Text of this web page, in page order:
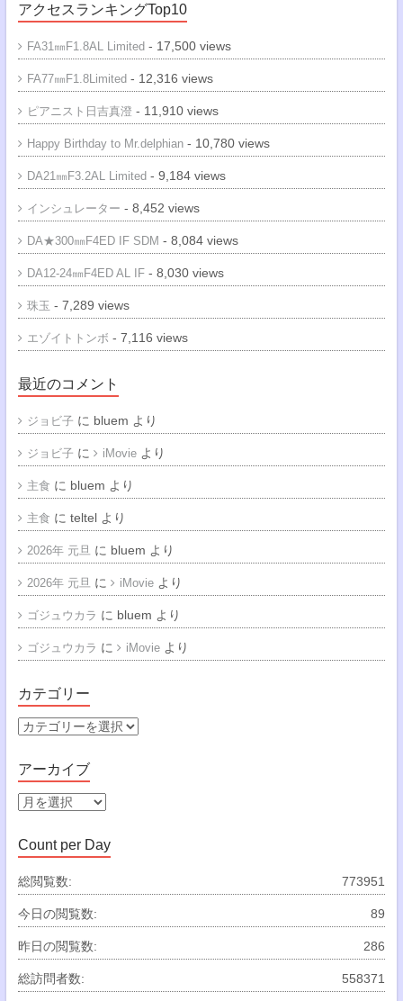
アクセスランキングTop10
FA31㎜F1.8AL Limited- 17,500 views
FA77㎜F1.8Limited- 12,316 views
ピアニスト日吉真澄 - 11,910 views
Happy Birthday to Mr.delphian- 10,780 views
DA21㎜F3.2AL Limited- 9,184 views
インシュレーター - 8,452 views
DA★300㎜F4ED IF SDM - 8,084 views
DA12-24㎜F4ED AL IF- 8,030 views
珠玉 - 7,289 views
エゾイトトンボ - 7,116 views
最近のコメント
ジョビ子 に bluem より
ジョビ子 に iMovieより
主食 に bluem より
主食 に teltelより
2026年 元旦 に bluem より
2026年 元旦 に iMovieより
ゴジュウカラ に bluem より
ゴジュウカラ に iMovieより
カテゴリー
カ
ゴ
リ
ー
アーカイブ
ア
カ
イ
ブ
Count per Day
773951
総閲覧数:
89
今日の閲覧数:
286
昨日の閲覧数:
558371
総訪問者数: